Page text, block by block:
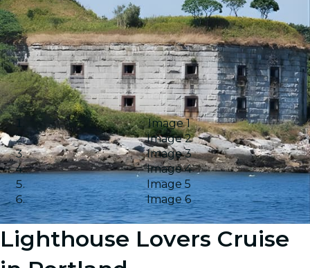
Image 1
Image 2
Image 3
Image 4
Image 5
Image 6
Lighthouse Lovers Cruise